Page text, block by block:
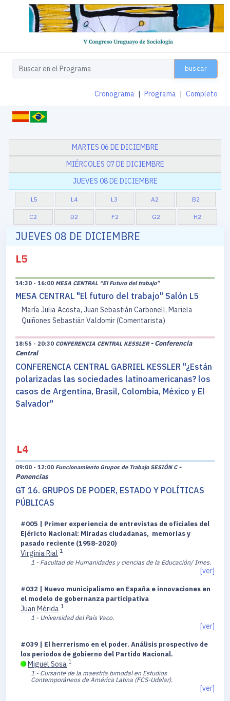
buscar
Cronograma | Programa | Completo
MARTES 06 DE DICIEMBRE
MIÉRCOLES 07 DE DICIEMBRE
JUEVES 08 DE DICIEMBRE
L5 L4 L3 A2 B2
C2 D2 F2 G2 H2
JUEVES 08 DE DICIEMBRE
L5
14:30 - 16:00 MESA CENTRAL “El Futuro del trabajo”
MESA CENTRAL "El futuro del trabajo" Salón L5
María Julia Acosta, Juan Sebastián Carbonell, Mariela
Quiñones Sebastián Valdomir (Comentarista)
18:55 - 20:30 CONFERENCIA CENTRAL KESSLER - Conferencia
Central
CONFERENCIA CENTRAL GABRIEL KESSLER "¿Están
polarizadas las sociedades latinoamericanas? los
casos de Argentina, Brasil, Colombia, México y El
Salvador"
L4
09:00 - 12:00 Funcionamiento Grupos de Trabajo SESIÓN C -
Ponencias
GT 16. GRUPOS DE PODER, ESTADO Y POLÍTICAS
PÚBLICAS
#005 | Primer experiencia de entrevistas de oficiales del
Ejéricto Nacional: Miradas ciudadanas, memorias y
pasado reciente (1958-2020)
Virginia Rial 1
1 - Facultad de Humanidades y ciencias de la Educación/ Imes.
[ver]
#032 | Nuevo municipalismo en España e innovaciones en
el modelo de gobernanza participativa
Juan Mérida 1
1 - Universidad del País Vaco.
[ver]
#039 | El herrerismo en el poder. Análisis prospectivo de
los periodos de gobierno del Partido Nacional.
Miguel Sosa 1
1 - Cursante de la maestría bimodal en Estudios
Contemporáneos de América Latina (FCS-Udelar).
[ver]